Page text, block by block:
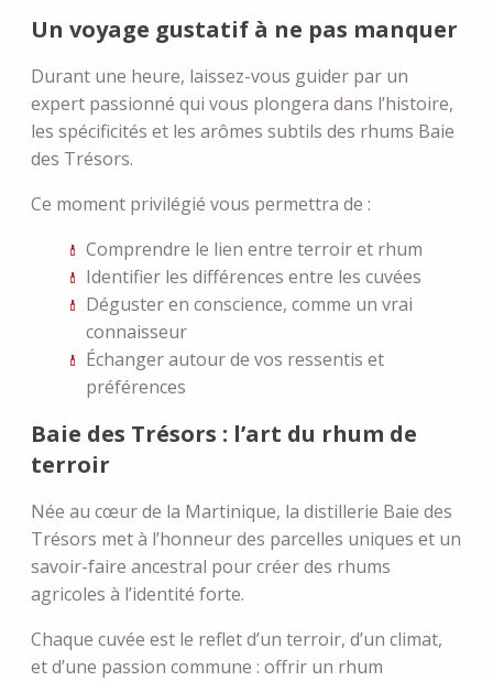
Un voyage gustatif à ne pas manquer
Durant une heure, laissez-vous guider par un
expert passionné qui vous plongera dans l’histoire,
les spécificités et les arômes subtils des rhums Baie
des Trésors.
Ce moment privilégié vous permettra de :
Comprendre le lien entre terroir et rhum
Identifier les différences entre les cuvées
Déguster en conscience, comme un vrai
connaisseur
Échanger autour de vos ressentis et
préférences
Baie des Trésors : l’art du rhum de
terroir
Née au cœur de la Martinique, la distillerie Baie des
Trésors met à l’honneur des parcelles uniques et un
savoir-faire ancestral pour créer des rhums
agricoles à l’identité forte.
Chaque cuvée est le reflet d’un terroir, d’un climat,
et d’une passion commune : offrir un rhum